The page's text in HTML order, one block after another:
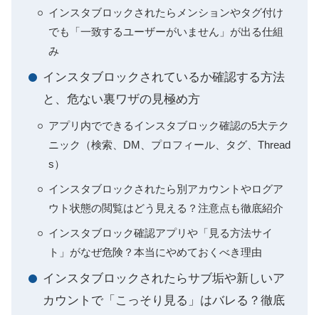
インスタブロックされたらメンションやタグ付け
でも「一致するユーザーがいません」が出る仕組
み
インスタブロックされているか確認する方法
と、危ない裏ワザの見極め方
アプリ内でできるインスタブロック確認の5大テク
ニック（検索、DM、プロフィール、タグ、Thread
s）
インスタブロックされたら別アカウントやログア
ウト状態の閲覧はどう見える？注意点も徹底紹介
インスタブロック確認アプリや「見る方法サイ
ト」がなぜ危険？本当にやめておくべき理由
インスタブロックされたらサブ垢や新しいア
カウントで「こっそり見る」はバレる？徹底